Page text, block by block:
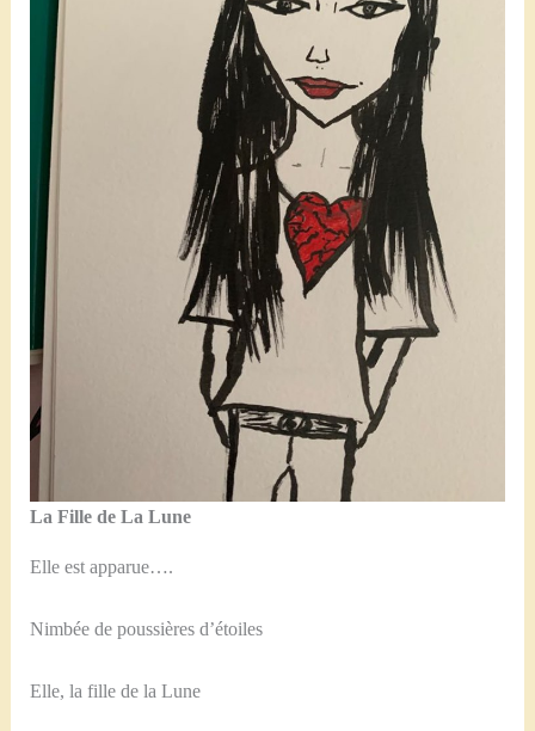
La Fille de La Lune
Elle est apparue….
Nimbée de poussières d’étoiles
Elle, la fille de la Lune